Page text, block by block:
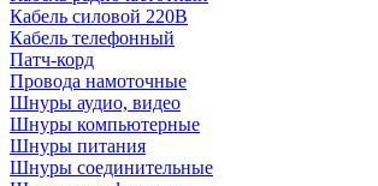
Кабель силовой 220В
Кабель телефонный
Патч-корд
Провода намоточные
Шнуры аудио, видео
Шнуры компьютерные
Шнуры питания
Шнуры соединительные